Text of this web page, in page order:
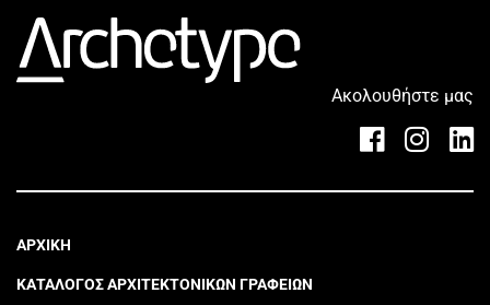
Ακολουθήστε μας
ΑΡΧΙΚΗ
ΚΑΤΑΛΟΓΟΣ ΑΡΧΙΤΕΚΤΟΝΙΚΩΝ ΓΡΑΦΕΙΩΝ